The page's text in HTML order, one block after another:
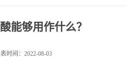
能够用作什么？
时间：2022-08-03